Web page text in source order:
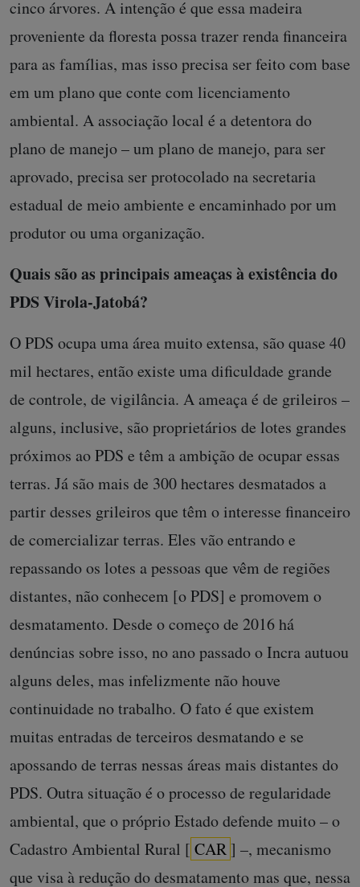
cinco árvores. A intenção é que essa madeira
proveniente da floresta possa trazer renda financeira
para as famílias, mas isso precisa ser feito com base
em um plano que conte com licenciamento
ambiental. A associação local é a detentora do
plano de manejo – um plano de manejo, para ser
aprovado, precisa ser protocolado na secretaria
estadual de meio ambiente e encaminhado por um
produtor ou uma organização.
Quais são as principais ameaças à existência do
PDS Virola-Jatobá?
O PDS ocupa uma área muito extensa, são quase 40
mil hectares, então existe uma dificuldade grande
de controle, de vigilância. A ameaça é de grileiros –
alguns, inclusive, são proprietários de lotes grandes
próximos ao PDS e têm a ambição de ocupar essas
terras. Já são mais de 300 hectares desmatados a
partir desses grileiros que têm o interesse financeiro
de comercializar terras. Eles vão entrando e
repassando os lotes a pessoas que vêm de regiões
distantes, não conhecem [o PDS] e promovem o
desmatamento. Desde o começo de 2016 há
denúncias sobre isso, no ano passado o Incra autuou
alguns deles, mas infelizmente não houve
continuidade no trabalho. O fato é que existem
muitas entradas de terceiros desmatando e se
apossando de terras nessas áreas mais distantes do
PDS. Outra situação é o processo de regularidade
ambiental, que o próprio Estado defende muito – o
Cadastro Ambiental Rural [ CAR ] –, mecanismo
que visa à redução do desmatamento mas que, nessa